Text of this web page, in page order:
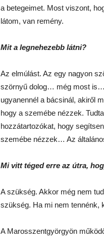
a betegeimet. Most viszont,
látom, van remény.
Mit a legnehezebb látni?
Az elmúlást. Az egy nagyon
szörnyű dolog… még most
ugyanennél a bácsinál, akiről
hogy a szemébe nézzek.
hozzátartozókat, hogy
szemébe nézzek… Az
Mi vitt téged erre az útra,
A szükség. Akkor még nem
szükség. Ha mi nem tennénk,
A Marosszentgyörgyön